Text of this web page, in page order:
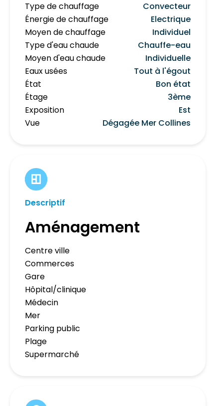
Type de chauffage
Convecteur
Énergie de chauffage
Electrique
Moyen de chauffage
Individuel
Type d'eau chaude
Chauffe-eau
Moyen d'eau chaude
Individuelle
Eaux usées
Tout à l'égout
État
Bon état
Étage
3ème
Exposition
Est
Vue
Dégagée Mer Collines
Descriptif
Aménagement
Centre ville
Commerces
Gare
Hôpital/clinique
Médecin
Mer
Parking public
Plage
Supermarché